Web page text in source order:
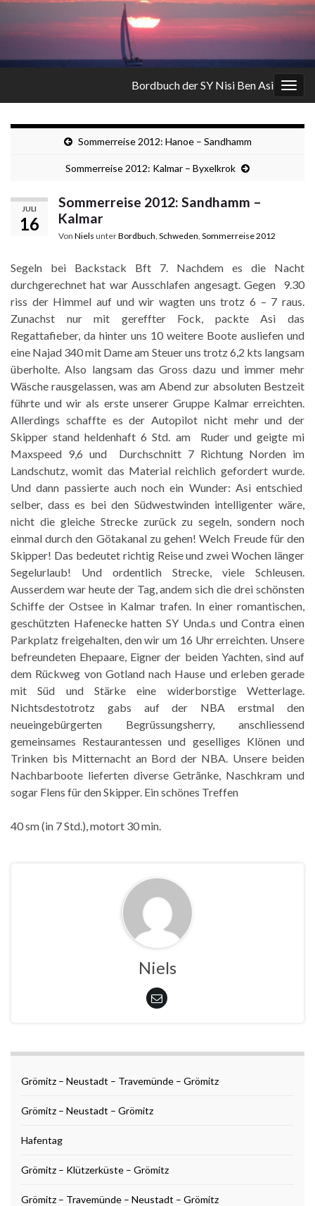
Bordbuch der SY Nisi Ben Asi
Sommerreise 2012: Hanoe – Sandhamm
Sommerreise 2012: Kalmar – Byxelkrok
JULI
16
Sommerreise 2012: Sandhamm –
Kalmar
Von Niels unterBordbuch Schweden Sommerreise 2012
Segeln bei Backstack Bft 7. Nachdem es die Nacht
durchgerechnet hat war Ausschlafen angesagt. Gegen 9.30
riss der Himmel auf und wir wagten uns trotz 6 – 7 raus.
Zunachst nur mit gereffter Fock, packte Asi das
Regattafieber, da hinter uns 10 weitere Boote ausliefen und
eine Najad 340 mit Dame am Steuer uns trotz 6,2 kts langsam
überholte. Also langsam das Gross dazu und immer mehr
Wäsche rausgelassen, was am Abend zur absoluten Bestzeit
führte und wir als erste unserer Gruppe Kalmar erreichten.
Allerdings schaffte es der Autopilot nicht mehr und der
Skipper stand heldenhaft 6 Std. am Ruder und geigte mi
Maxspeed 9,6 und Durchschnitt 7 Richtung Norden im
Landschutz, womit das Material reichlich gefordert wurde.
Und dann passierte auch noch ein Wunder: Asi entschied
selber, dass es bei den Südwestwinden intelligenter wäre,
nicht die gleiche Strecke zurück zu segeln, sondern noch
einmal durch den Götakanal zu gehen! Welch Freude für den
Skipper! Das bedeutet richtig Reise und zwei Wochen länger
Segelurlaub! Und ordentlich Strecke, viele Schleusen.
Ausserdem war heute der Tag, andem sich die drei schönsten
Schiffe der Ostsee in Kalmar trafen. In einer romantischen,
geschützten Hafenecke hatten SY Unda.s und Contra einen
Parkplatz freigehalten, den wir um 16 Uhr erreichten. Unsere
befreundeten Ehepaare, Eigner der beiden Yachten, sind auf
dem Rückweg von Gotland nach Hause und erleben gerade
mit Süd und Stärke eine widerborstige Wetterlage.
Nichtsdestotrotz gabs auf der NBA erstmal den
neueingebürgerten Begrüssungsherry, anschliessend
gemeinsames Restaurantessen und geselliges Klönen und
Trinken bis Mitternacht an Bord der NBA. Unsere beiden
Nachbarboote lieferten diverse Getrãnke, Naschkram und
sogar Flens für den Skipper. Ein schönes Treffen
40 sm (in 7 Std.), motort 30 min.
Niels
Grömitz – Neustadt – Travemünde – Grömitz
Grömitz – Neustadt – Grömitz
Hafentag
Grömitz – Klützerküste – Grömitz
Grömitz – Travemünde – Neustadt – Grömitz